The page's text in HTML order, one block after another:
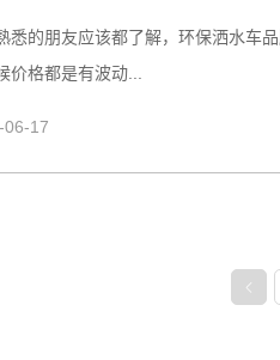
悉的朋友应该都了解，环保洒水车
价格都是有波动...
06-17